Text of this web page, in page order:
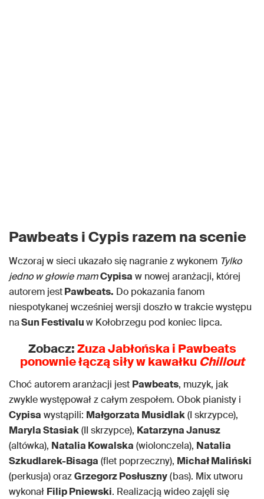
Pawbeats i Cypis razem na scenie
Wczoraj w sieci ukazało się nagranie z wykonem Tylko
jedno w głowie mamCypisa w nowej aranżacji, której
autorem jestPawbeats. Do pokazania fanom
niespotykanej wcześniej wersji doszło w trakcie występu
naSun Festivaluw Kołobrzegu pod koniec lipca.
Zobacz:Zuza Jabłońska i Pawbeats
ponownie łączą siły w kawałku Chillout
Choć autorem aranżacji jest Pawbeats, muzyk, jak
zwykle występował z całym zespołem. Obok pianisty i
Cypisa wystąpili: Małgorzata Musidlak(I skrzypce),
Maryla Stasiak(II skrzypce), Katarzyna Janusz
(altówka), Natalia Kowalska (wiolonczela), Natalia
Szkudlarek-Bisaga (flet poprzeczny), Michał Maliński
(perkusja) orazGrzegorz Posłuszny(bas). Mix utworu
wykonał Filip Pniewski. Realizacją wideo zajęli się